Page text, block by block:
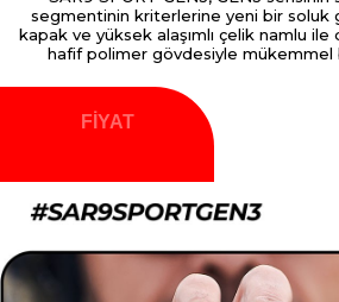
segmentinin kriterlerine yeni bir soluk
kapak ve yüksek alaşımlı çelik namlu ile
hafif polimer gövdesiyle mükemmel
FİYAT